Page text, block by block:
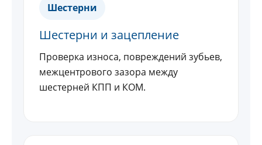
Шестерни
Шестерни и зацепление
Проверка износа, повреждений зубьев,
межцентрового зазора между
шестерней КПП и КОМ.